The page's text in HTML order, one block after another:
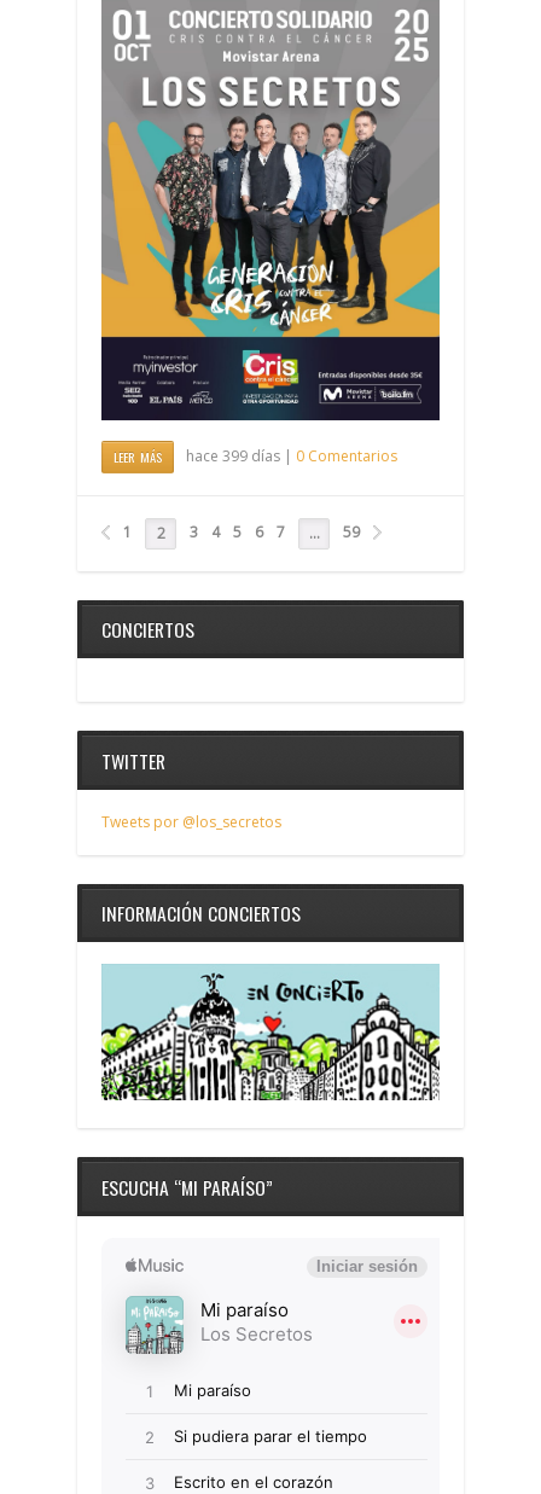
LEER MÁS hace 399 días | 0 Comentarios
1 2 3 4 5 6 7 … 59
CONCIERTOS
TWITTER
Tweets por @los_secretos
INFORMACIÓN CONCIERTOS
ESCUCHA “MI PARAÍSO”